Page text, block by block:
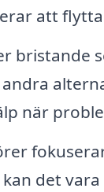
att
bristande
när
det